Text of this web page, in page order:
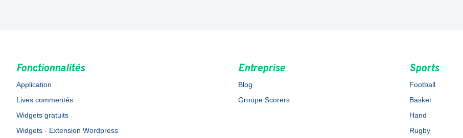
Fonctionnalités
Application
Lives commentés
Widgets gratuits
Widgets - Extension Wordpress
Entreprise
Blog
Groupe Scorers
Sports
Football
Basket
Hand
Rugby